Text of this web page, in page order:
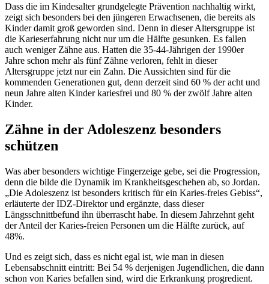
Dass die im Kindesalter grundgelegte Prävention nachhaltig wirkt,
zeigt sich besonders bei den jüngeren Erwachsenen, die bereits als
Kinder damit groß geworden sind. Denn in dieser Altersgruppe ist
die Karieserfahrung nicht nur um die Hälfte gesunken. Es fallen
auch weniger Zähne aus. Hatten die 35-44-Jährigen der 1990er
Jahre schon mehr als fünf Zähne verloren, fehlt in dieser
Altersgruppe jetzt nur ein Zahn. Die Aussichten sind für die
kommenden Generationen gut, denn derzeit sind 60 % der acht und
neun Jahre alten Kinder kariesfrei und 80 % der zwölf Jahre alten
Kinder.
Zähne in der Adoleszenz besonders
schützen
Was aber besonders wichtige Fingerzeige gebe, sei die Progression,
denn die bilde die Dynamik im Krankheitsgeschehen ab, so Jordan.
„Die Adoleszenz ist besonders kritisch für ein Karies-freies Gebiss“,
erläuterte der IDZ-Direktor und ergänzte, dass dieser
Längsschnittbefund ihn überrascht habe. In diesem Jahrzehnt geht
der Anteil der Karies-freien Personen um die Hälfte zurück, auf
48%.
Und es zeigt sich, dass es nicht egal ist, wie man in diesen
Lebensabschnitt eintritt: Bei 54 % derjenigen Jugendlichen, die dann
schon von Karies befallen sind, wird die Erkrankung progredient.